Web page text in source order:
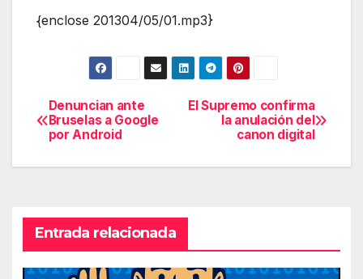
{enclose 201304/05/01.mp3}
Navegación
de
El Supremo confirma
la anulación del
canon digital
Denuncian ante
Bruselas a Google
por Android
Entrada relacionada